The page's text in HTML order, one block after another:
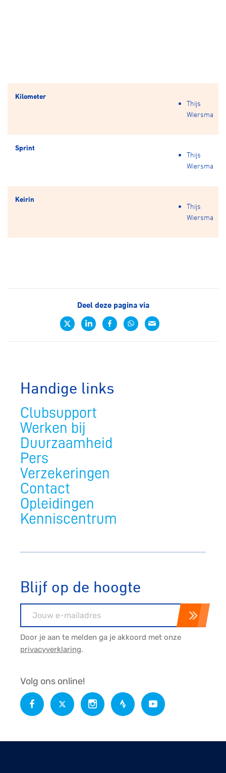
Kilometer
Thijs
Wiersma
Sprint
Thijs
Wiersma
Keirin
Thijs
Wiersma
Deel deze pagina via
Handige links
Clubsupport
Werken bij
Duurzaamheid
Pers
Verzekeringen
Contact
Opleidingen
Kenniscentrum
Blijf op de hoogte
Door je aan te melden ga je akkoord met onze
privacyverklaring.
Volg ons online!